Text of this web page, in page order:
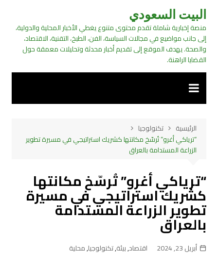
التجاوز
المحتوى
البيت السعودي
منصة إخبارية شاملة تقدم محتوى متنوع يغطي الأخبار المحلية والدولية،
إلى جانب مواضيع في مجالات السياسة، الفن، الطبخ، التقنية، الاقتصاد،
والصحة. يهدف الموقع إلى تقديم أخبار محدثة وتحليلات معمقة حول
القضايا الراهنة.
الرئيسية
تكنولوجيا
“ترياكي أغرو” تُرسّخ مكانتها كشريك استراتيجي في مسيرة تطوير
الزراعة المستدامة بالعراق
“ترياكي أغرو” تُرسّخ مكانتها
كشريك استراتيجي في مسيرة
تطوير الزراعة المستدامة
بالعراق
أبريل 23, 2024 اقتصاد,بيئة,تكنولوجيا,محلية